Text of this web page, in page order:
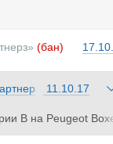
(бан)
11.10.17
В на Peugeot
Франция -